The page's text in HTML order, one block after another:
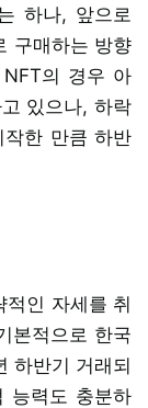
하나, 앞으로
구매하는 방향
의 경우 아
있으나, 하락
한 만큼 하반
적인 자세를 취
본적으로 한국
하반기 거래되
능력도 충분하